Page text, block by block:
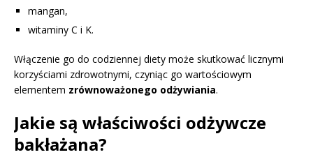
mangan,
witaminy C i K.
Włączenie go do codziennej diety może skutkować licznymi
korzyściami zdrowotnymi, czyniąc go wartościowym
elementem zrównoważonego odżywiania.
Jakie są właściwości odżywcze
bakłażana?